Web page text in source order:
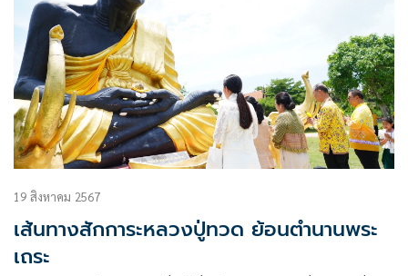
19 สิงหาคม 2567
เส้นทางสักการะหลวงปู่ทวด ย้อนตำนานพระ
เถระ